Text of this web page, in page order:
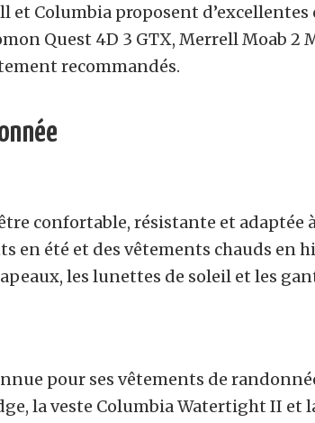
et Columbia proposent d’excellentes
Quest 4D 3 GTX, Merrell Moab 2
recommandés.
confortable, résistante et adaptée
en été et des vêtements chauds en
les lunettes de soleil et les
pour ses vêtements de
la veste Columbia Watertight II et